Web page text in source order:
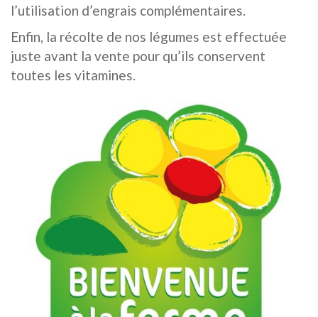
l’utilisation d’engrais complémentaires.
Enfin, la récolte de nos légumes est effectuée
juste avant la vente pour qu’ils conservent
toutes les vitamines.